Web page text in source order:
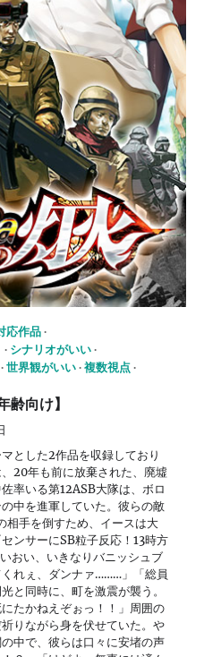
応作品
シナリオがいい
世界観がいい 複数視点
向け】
とした2作品を収録しており
20年も前に放棄された、廃墟
率いる第12ASB大隊は、ボロ
中を進軍していた。彼らの敵
相手を倒すため、イースは大
ンサーにSB粒子反応！13時方
おい、いきなりバニッシュブ
れぇ、ダンナァ………」「総員
と同時に、町を激震が襲う。
たかねえぞぉっ！！」周囲の
りながら身を伏せていた。や
中で、彼らは口々に安堵の声